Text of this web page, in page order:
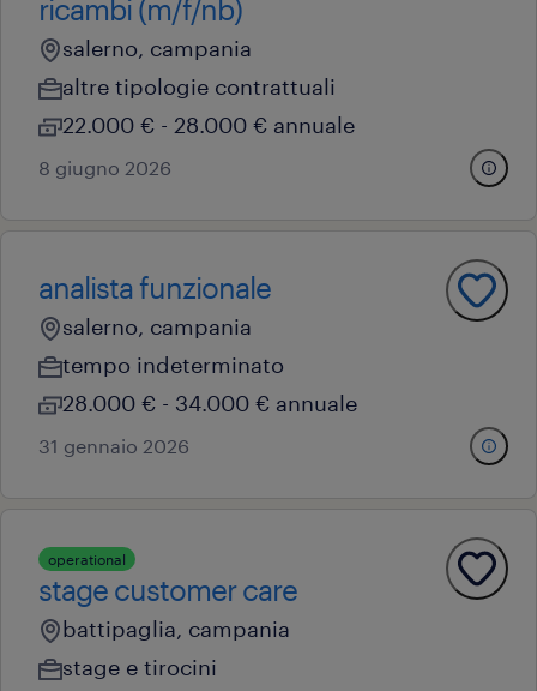
ricambi (m/f/nb)
salerno, campania
altre tipologie contrattuali
22.000 € - 28.000 € annuale
8 giugno 2026
analista funzionale
salerno, campania
tempo indeterminato
28.000 € - 34.000 € annuale
31 gennaio 2026
operational
stage customer care
battipaglia, campania
stage e tirocini